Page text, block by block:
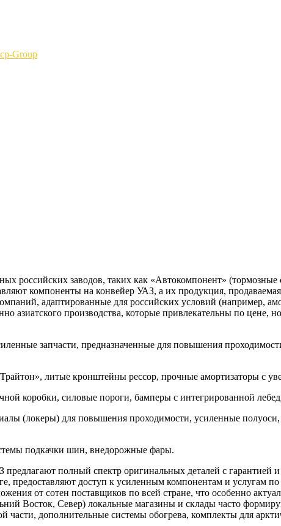
Group
российских заводов, таких как «Автокомпонент»
компоненты на конвейер УАЗ, а их продукция,
адаптированные для российских условий (например,
производства, которые привлекательны по цене,
запчасти, предназначенные для повышения
литые кронштейны рессор, прочные амортизаторы с
коробки, силовые пороги, бамперы с интегрированной
(локеры) для повышения проходимости, усиленные
подкачки шин, внедорожные фары.
полный спектр оригинальных деталей с гарантией и
доступ к усиленным компонентам и услугам
от сотен поставщиков по всей стране, что особенно
Восток, Север) локальные магазины и склады часто
дополнительные системы обогрева, комплекты для